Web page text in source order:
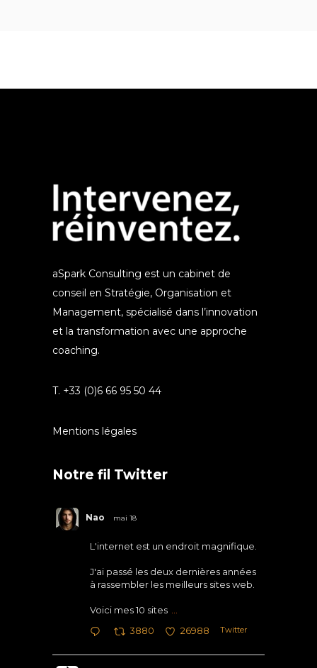
aSpark Consulting est un cabinet de
conseil en Stratégie, Organisation et
Management, spécialisé dans l’innovation
et la transformation avec une approche
coaching.
T. +33 (0)6 66 95 50 44
Mentions légales
Notre fil Twitter
Nao mai 18
L'internet est un endroit magnifique.
J'ai passé les deux dernières années
à rassembler les meilleurs sites web.
Voici mes 10 sites
3880 26988 Twitter